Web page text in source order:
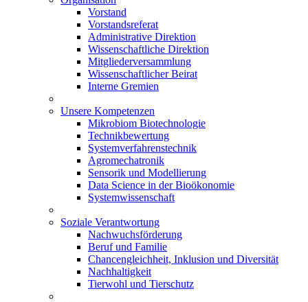
Vorstand
Vorstandsreferat
Administrative Direktion
Wissenschaftliche Direktion
Mitgliederversammlung
Wissenschaftlicher Beirat
Interne Gremien
Unsere Kompetenzen
Mikrobiom Biotechnologie
Technikbewertung
Systemverfahrenstechnik
Agromechatronik
Sensorik und Modellierung
Data Science in der Bioökonomie
Systemwissenschaft
Soziale Verantwortung
Nachwuchsförderung
Beruf und Familie
Chancengleichheit, Inklusion und Diversität
Nachhaltigkeit
Tierwohl und Tierschutz